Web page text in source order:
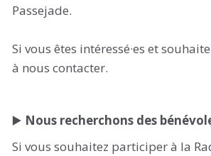
Passejade.
Si vous êtes intéressé·es et
à nous contacter.
▶️ Nous recherchons des
Si vous souhaitez participer à la